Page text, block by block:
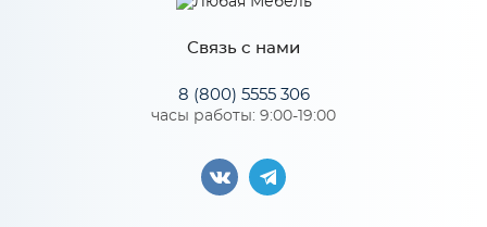
Связь с нами
8 (800) 5555 306
часы работы: 9:00-19:00